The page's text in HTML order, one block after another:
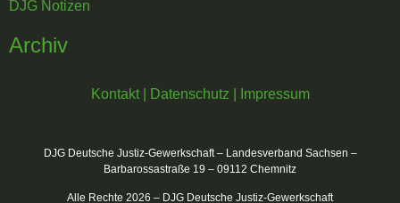
DJG Notizen
Archiv
Kontakt| Datenschutz Impressum
DJG Deutsche Justiz-Gewerkschaft – Landesverband Sachsen –
Barbarossastraße 19 – 09112 Chemnitz
Alle Rechte 2026 – DJG Deutsche Justiz-Gewerkschaft